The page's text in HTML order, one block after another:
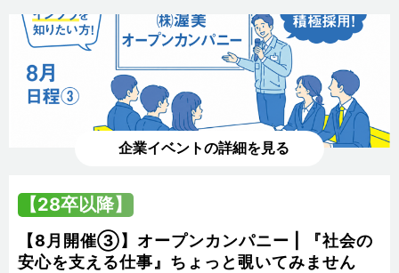
企業イベントの詳細を見る
【28卒以降】
【8月開催③】オープンカンパニー | 『社会の
安心を支える仕事』ちょっと覗いてみません